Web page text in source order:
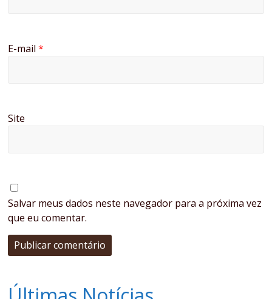
E-mail*
Site
Salvar meus dados neste navegador para a próxima vez
que eu comentar.